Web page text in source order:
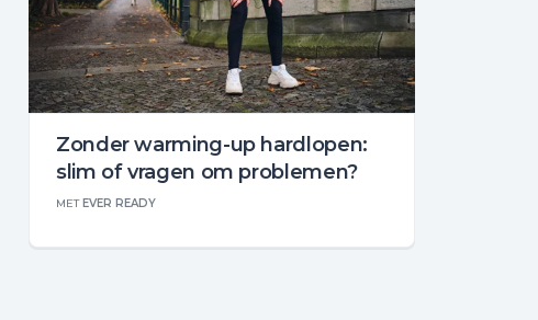
Zonder warming-up hardlopen:
slim of vragen om problemen?
METEVER READY